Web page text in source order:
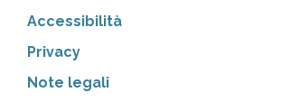
Accessibilità
Privacy
Note legali